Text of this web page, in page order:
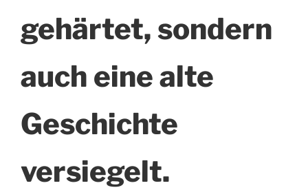
gehärtet, sondern
auch eine alte
Geschichte
versiegelt.